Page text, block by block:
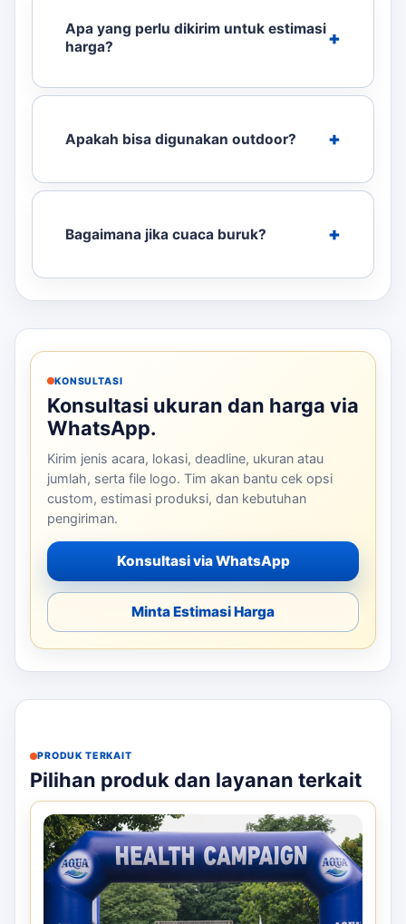
Apa yang perlu dikirim untuk estimasi
harga?
Apakah bisa digunakan outdoor?
Bagaimana jika cuaca buruk?
KONSULTASI
Konsultasi ukuran dan harga via
WhatsApp.
Kirim jenis acara, lokasi, deadline, ukuran atau
jumlah, serta file logo. Tim akan bantu cek opsi
custom, estimasi produksi, dan kebutuhan
pengiriman.
Konsultasi via WhatsApp
Minta Estimasi Harga
PRODUK TERKAIT
Pilihan produk dan layanan terkait